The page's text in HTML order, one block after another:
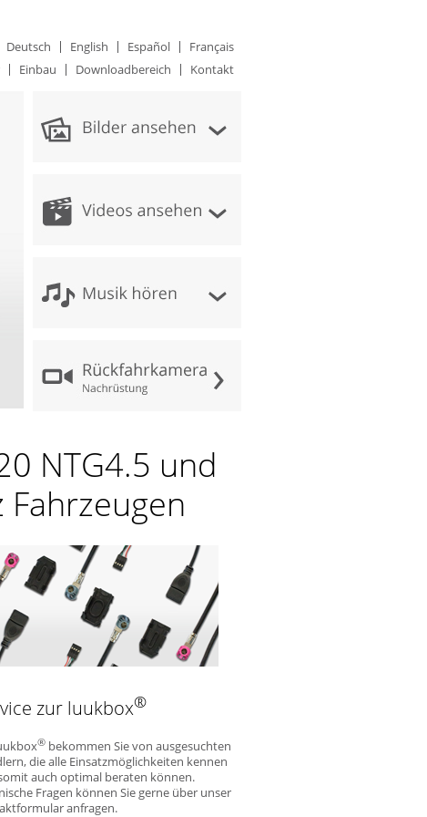
Deutsch English Español
Français
Einbau Downloadbereich Kontakt
NTG4.5 und
zur luukbox®
®bekommen Sie von ausgesuchten
die alle Einsatzmöglichkeiten kennen
auch optimal beraten können.
Fragen können Sie gerne über unser
anfragen.